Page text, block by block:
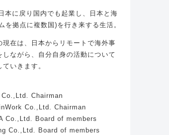
本に戻り国内でも起業し、日本と海
を拠点に複数国)を行き来する生活。
現在は、日本からリモートで海外事
しながら、自分自身の活動について
いきます。
Chairman
Co.,Ltd. Chairman
Co.,Ltd. Board of members
Co.,Ltd. Board of members